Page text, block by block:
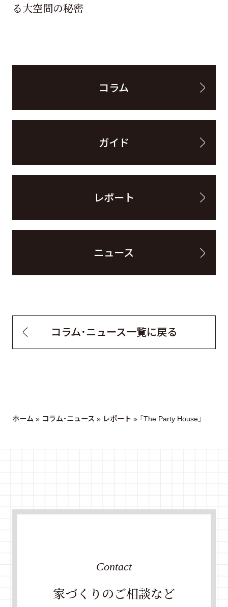
る大空間の秘密
コラム
ガイド
レポート
ニュース
コラム・ニュース一覧に戻る
ホーム» コラム・ニュース » レポート » 「The Party House」
家づくりのご相談など
Contact